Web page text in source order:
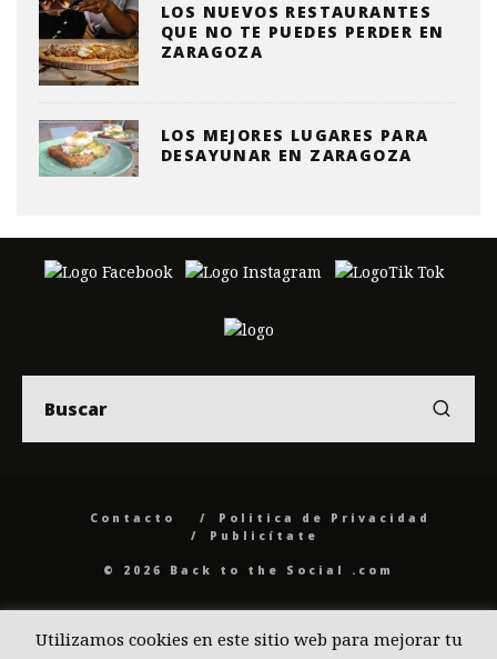
LOS NUEVOS RESTAURANTES
QUE NO TE PUEDES PERDER EN
ZARAGOZA
LOS MEJORES LUGARES PARA
DESAYUNAR EN ZARAGOZA
Contacto
Politica de Privacidad
Publicítate
© 2026 Back to the Social .com
Utilizamos cookies en este sitio web para mejorar tu